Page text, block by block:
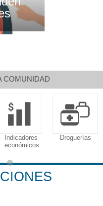
COMUNIDAD
Indicadores
económicos
Droguerías